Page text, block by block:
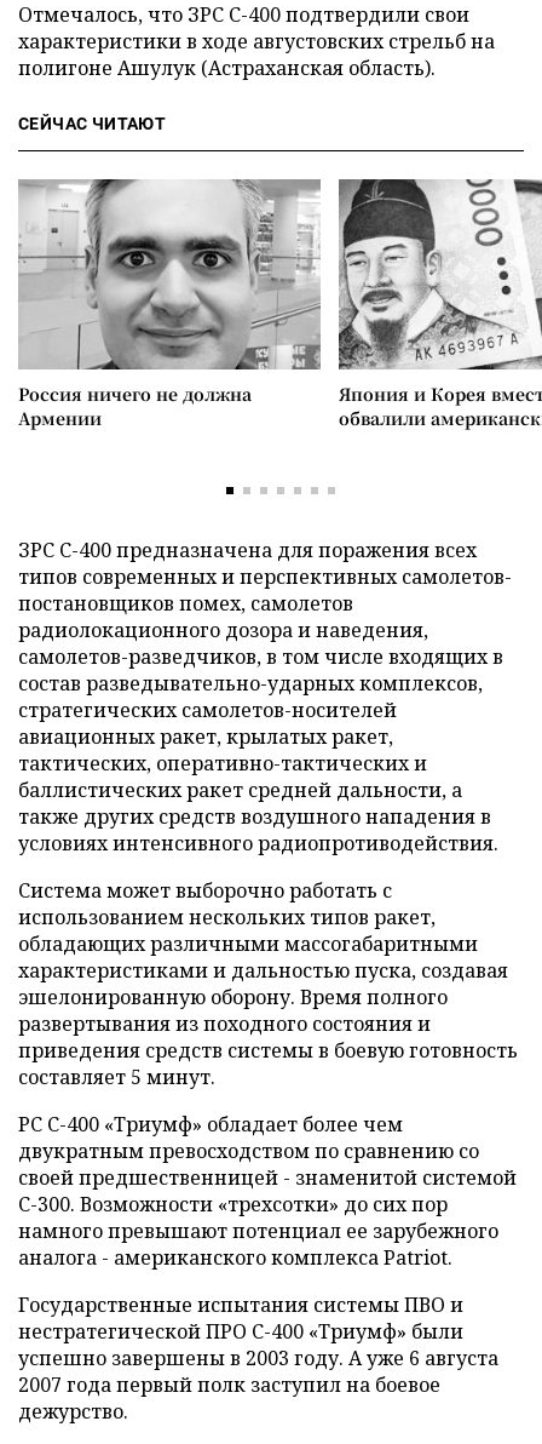
Отмечалось, что ЗРС С-400 подтвердили свои
характеристики в ходе августовских стрельб на
полигоне Ашулук (Астраханская область).
СЕЙЧАС ЧИТАЮТ
Россия ничего не должна
Армении
Япония и Корея
обвалили
ЗРС С-400 предназначена для поражения всех
типов современных и перспективных самолетов-
постановщиков помех, самолетов
радиолокационного дозора и наведения,
самолетов-разведчиков, в том числе входящих в
состав разведывательно-ударных комплексов,
стратегических самолетов-носителей
авиационных ракет, крылатых ракет,
тактических, оперативно-тактических и
баллистических ракет средней дальности, а
также других средств воздушного нападения в
условиях интенсивного радиопротиводействия.
Система может выборочно работать с
использованием нескольких типов ракет,
обладающих различными массогабаритными
характеристиками и дальностью пуска, создавая
эшелонированную оборону. Время полного
развертывания из походного состояния и
приведения средств системы в боевую готовность
составляет 5 минут.
РС С-400 «Триумф» обладает более чем
двукратным превосходством по сравнению со
своей предшественницей - знаменитой системой
С-300. Возможности «трехсотки» до сих пор
намного превышают потенциал ее зарубежного
аналога - американского комплексаPatriot.
Государственные испытания системы ПВО и
нестратегической ПРО С-400 «Триумф» были
успешно завершены в 2003 году. А уже 6 августа
2007 года первый полк заступил на боевое
дежурство.